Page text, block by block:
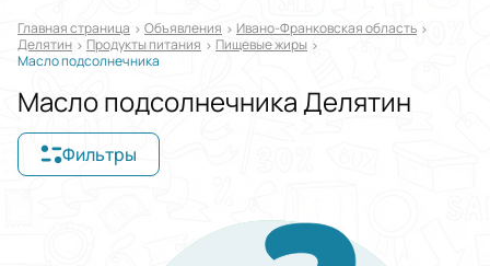
Главная страница Oбъявления
Ивано-Франковская область
Делятин
Продукты питания
Пищевые жиры
Масло подсолнечника
Масло подсолнечника Делятин
Фильтры